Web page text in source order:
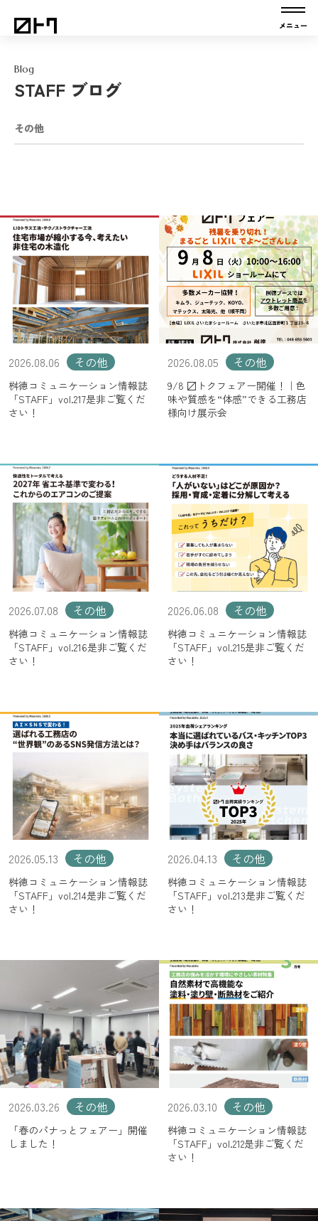
Blog
STAFF ブログ
その他
2026.08.06 その他
桝徳コミュニケーション情報誌
「STAFF」vol.217是非ご覧くだ
さい！
2026.08.05 その他
9/8 〼トクフェアー開催！｜色
味や質感を“体感”できる工務店
様向け展示会
2026.07.08 その他
桝徳コミュニケーション情報誌
「STAFF」vol.216是非ご覧くだ
さい！
2026.06.08 その他
桝徳コミュニケーション情報誌
「STAFF」vol.215是非ご覧くだ
さい！
2026.05.13 その他
桝徳コミュニケーション情報誌
「STAFF」vol.214是非ご覧くだ
さい！
2026.04.13 その他
桝徳コミュニケーション情報誌
「STAFF」vol.213是非ご覧くだ
さい！
2026.03.26 その他
「春のパナっとフェアー」開催
しました！
2026.03.10 その他
桝徳コミュニケーション情報誌
「STAFF」vol.212是非ご覧くだ
さい！